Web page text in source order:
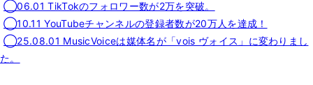
◯06.01 TikTokのフォロワー数が2万を突破。
◯10.11 YouTubeチャンネルの登録者数が20万人を達成！
◯25.08.01 MusicVoiceは媒体名が「vois ヴォイス」に変わりまし
た。